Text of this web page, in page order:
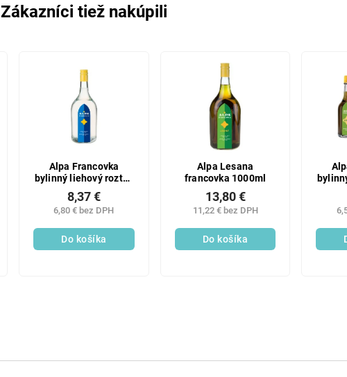
Zákazníci tiež nakúpili
Alpa Francovka
bylinný liehový roztok
1000 ml
6,80 € bez DPH
8,37 €
Do košíka
Alpa Lesana
francovka 1000ml
11,22 € bez DPH
13,80 €
Do košíka